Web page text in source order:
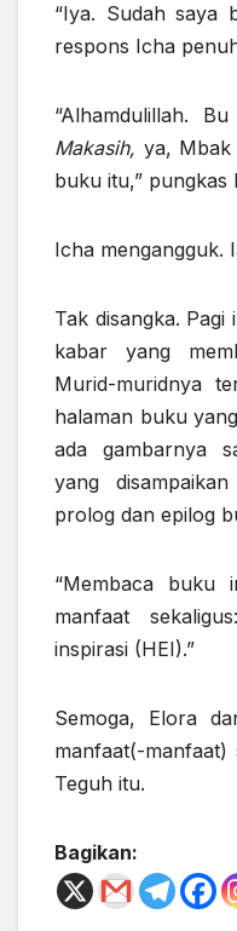
“Iya. Sudah saya
respons Icha
“Alhamdulillah.
Makasih, ya, Mbak
buku itu,” pungkas
Icha mengangguk.
Tak disangka.
kabar yang
Murid-muridnya
halaman buku
ada gambarnya
yang
prolog dan epilog
“Membaca buku
manfaat
inspirasi (HEI).”
Semoga, Elora
manfaat(-
Teguh itu.
Bagikan: